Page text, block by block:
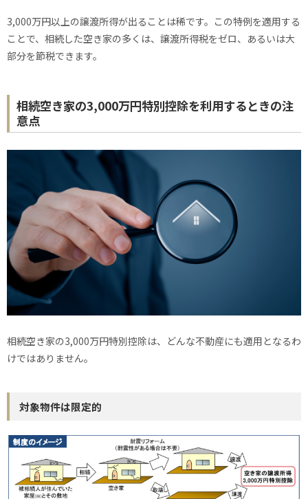
3,000万円以上の譲渡所得が出ることは稀です。この特例を適用する
ことで、相続した空き家の多くは、譲渡所得税をゼロ、あるいは大
部分を節税できます。
相続空き家の3,000万円特別控除を利用するときの注
意点
相続空き家の3,000万円特別控除は、どんな不動産にも適用となるわ
けではありません。
対象物件は限定的